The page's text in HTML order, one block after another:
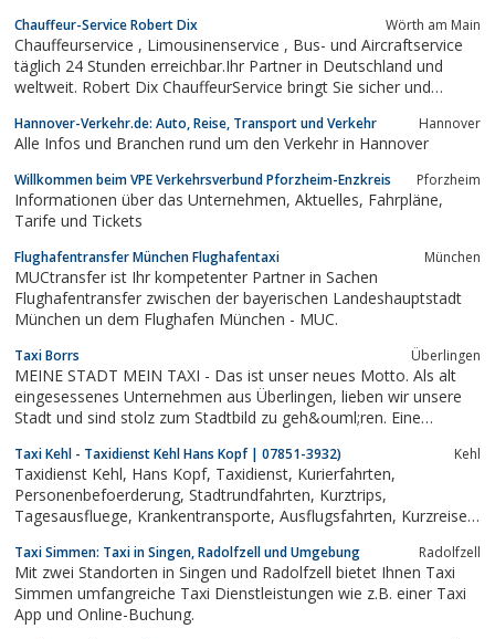
Chauffeur-Service Robert Dix Wörth am Main
Chauffeurservice , Limousinenservice , Bus- und Aircraftservice
täglich 24 Stunden erreichbar.Ihr Partner in Deutschland und
weltweit. Robert Dix ChauffeurService bringt Sie sicher und
basiert auf Diskretion und Weitsicht, Kompetenz und Flexibilität,
Individualität...
Hannover-Verkehr.de: Auto, Reise, Transport und Verkehr Hannover
Alle Infos und Branchen rund um den Verkehr in Hannover
Willkommen beim VPE Verkehrsverbund Pforzheim-Enzkreis Pforzheim
Informationen über das Unternehmen, Aktuelles, Fahrpläne,
Tarife und Tickets
Flughafentransfer München Flughafentaxi München
MUCtransfer ist Ihr kompetenter Partner in Sachen
Flughafentransfer zwischen der bayerischen Landeshauptstadt
München un dem Flughafen München - MUC.
Taxi Borrs Überlingen
MEINE STADT MEIN TAXI - Das ist unser neues Motto. Als alt
eingesessenes Unternehmen aus Überlingen, lieben wir unsere
Stadt und sind stolz zum Stadtbild zu geh&ouml;ren. Eine
ist unsere Pr&auml;misse. Wenn Sie zufrieden sind, sind wir es
auch ...
Taxi Kehl - Taxidienst Kehl Hans Kopf | 07851-3932) Kehl
Taxidienst Kehl, Hans Kopf, Taxidienst, Kurierfahrten,
Personenbefoerderung, Stadtrundfahrten, Kurztrips,
Tagesausfluege, Krankentransporte, Ausflugsfahrten, Kurzreisen,
Taxi Simmen: Taxi in Singen, Radolfzell und Umgebung Radolfzell
Mit zwei Standorten in Singen und Radolfzell bietet Ihnen Taxi
Simmen umfangreiche Taxi Dienstleistungen wie z.B. einer Taxi
App und Online-Buchung.